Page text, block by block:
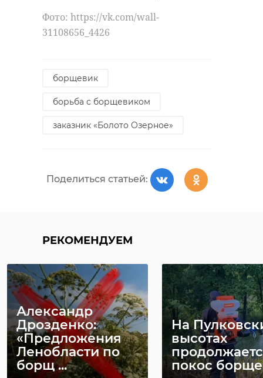
Фото: https://vk.com/wall-
31108656_4426
борщевик
борьба с борщевиком
заказник «Болото Озерное»
Поделиться статьей:
РЕКОМЕНДУЕМ
Александр
Дрозденко:
«Предложения
Ленобласти по
борщ ...
На
высотах
покос